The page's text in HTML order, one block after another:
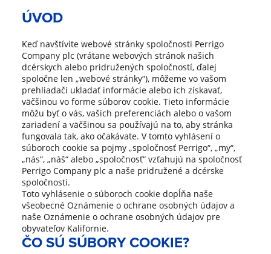
ÚVOD
Keď navštívite webové stránky spoločnosti Perrigo
Company plc (vrátane webových stránok našich
dcérskych alebo pridružených spoločností, ďalej
spoločne len „webové stránky“), môžeme vo vašom
prehliadači ukladať informácie alebo ich získavať,
väčšinou vo forme súborov cookie. Tieto informácie
môžu byť o vás, vašich preferenciách alebo o vašom
zariadení a väčšinou sa používajú na to, aby stránka
fungovala tak, ako očakávate. V tomto vyhlásení o
súboroch cookie sa pojmy „spoločnosť Perrigo“, „my“,
„nás“, „náš“ alebo „spoločnosť“ vzťahujú na spoločnosť
Perrigo Company plc a naše pridružené a dcérske
spoločnosti.
Toto vyhlásenie o súboroch cookie dopĺňa naše
všeobecné Oznámenie o ochrane osobných údajov a
naše Oznámenie o ochrane osobných údajov pre
obyvateľov Kalifornie.
ČO SÚ SÚBORY COOKIE?